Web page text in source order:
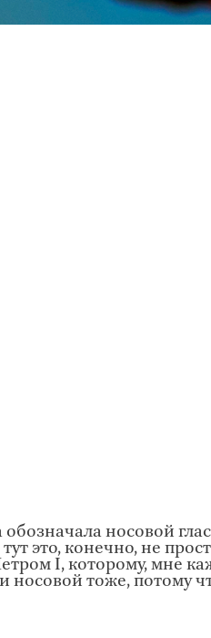
носовой
тут это, конечно, не
I, которому, мне
носовой тоже,